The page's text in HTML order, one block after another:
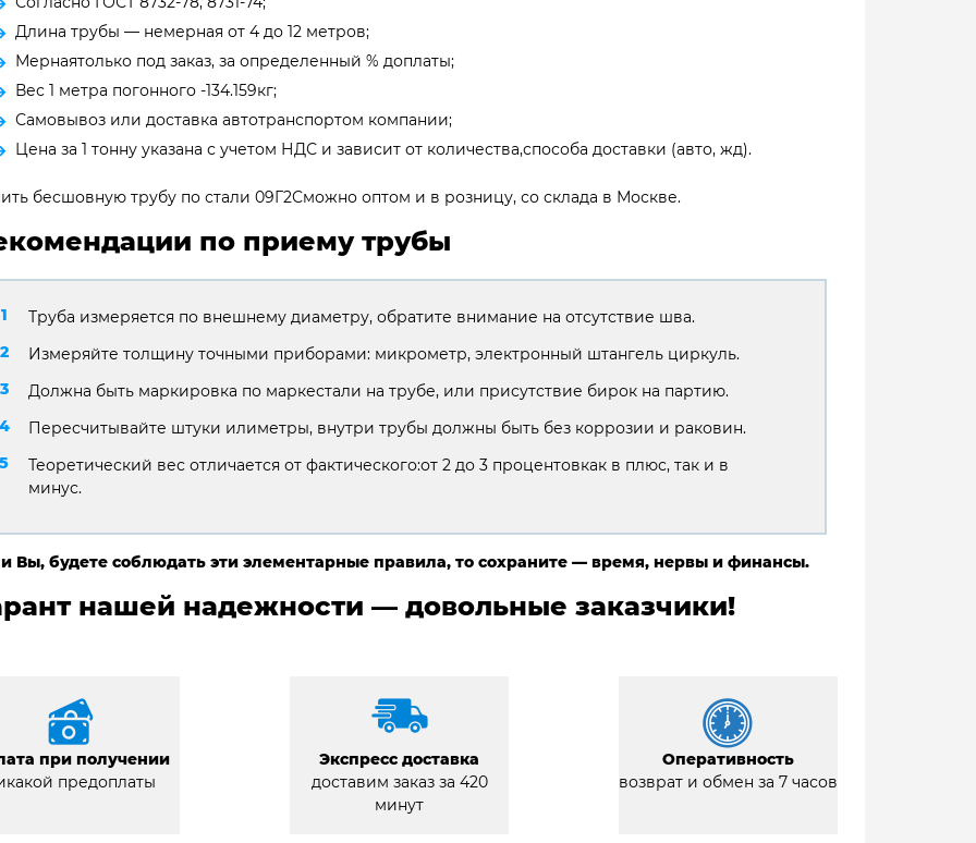
Длина трубы — немерная от 4 до 12 метров;
Мернаятолько под заказ, за определенный % доплаты;
Вес 1 метра погонного -134.159кг;
Самовывоз или доставка автотранспортом компании;
Цена за 1 тонну указана с учетом НДС и зависит от количества,способа доставки (авто, жд).
бесшовную трубу по стали 09Г2Сможно оптом и в розницу, со склада в Москве.
по приему трубы
Труба измеряется по внешнему диаметру, обратите внимание на отсутствие шва.
Измеряйте толщину точными приборами: микрометр, электронный штангель циркуль.
Должна быть маркировка по маркестали на трубе, или присутствие бирок на партию.
Пересчитывайте штуки илиметры, внутри трубы должны быть без коррозии и раковин.
Теоретический вес отличается от фактического:от 2 до 3 процентовкак в плюс, так и в
минус.
Вы, будете соблюдать эти элементарные правила, то сохраните — время, нервы и финансы.
нашей надежности — довольные заказчики!
при получении
предоплаты
Экспресс доставка
доставим заказ за 420
минут
Оперативность
возврат и обмен за 7 часов